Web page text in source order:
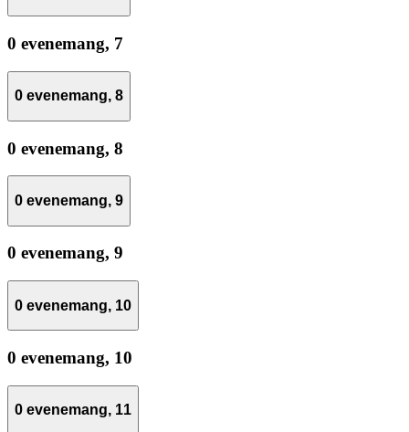
0 evenemang, 7
0 evenemang, 8
0 evenemang, 8
0 evenemang, 9
0 evenemang, 9
0 evenemang, 10
0 evenemang, 10
0 evenemang, 11